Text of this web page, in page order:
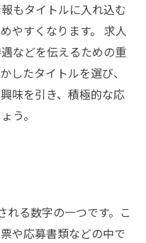
もタイトルに入れ込む
やすくなります。 求人
などを伝えるための重
したタイトルを選び、
味を引き、積極的な応
う。
れる数字の一つです。こ
や応募書類などの中で